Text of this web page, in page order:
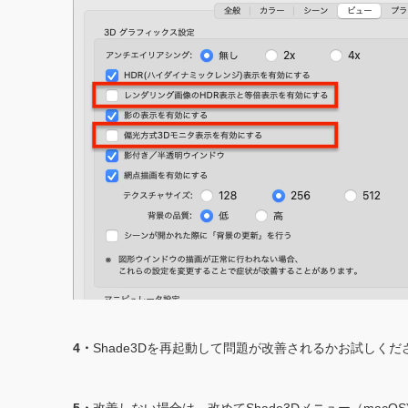
4・Shade3Dを再起動して問題が改善されるかお試しくだ